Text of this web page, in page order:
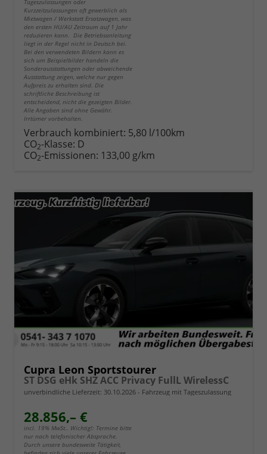
Tageszulassungen oder
Kurzzeitzulassungen oft gewerblich als
Mietwagen / Werkstatt Ersatzwagen, was
den ersten HU/AU Zeitraum auf 1 Jahr
reduzieren kann. Die Betriebsanleitung
liegt in der Regel nicht in Deutsch bei.
Bei den verwendeten Bildern kann es
sich um Beispielbilder handeln die
Sonderausstattungen oder abweichende
Ausstattung zeigen, welche nur gegen
Aufpreis zu erhalten sind. Die
schriftliche Beschreibung ist
entscheidend, nicht die gezeigten Bilder.
Alle Angaben sind ohne Gewähr.
Irrtümer vorbehalten.
Verbrauch kombiniert: 5,80 l/100km
CO2-Klasse: D
CO2-Emissionen: 133,00 g/km
Cupra Leon Sportstourer
ST DSG eHk SHZ ACC Privacy FullL WirelessC
unverbindliche Lieferzeit: 30.10.2026 Fahrzeug mit Tageszulassung
28.856,– €
incl. 19% MwSt.. Wichtig!: Termine bitte
nur nach telefonischer Absprache.
Durch unsere bundesweite Tätigkeit,